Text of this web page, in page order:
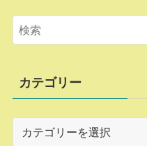
カテゴリー